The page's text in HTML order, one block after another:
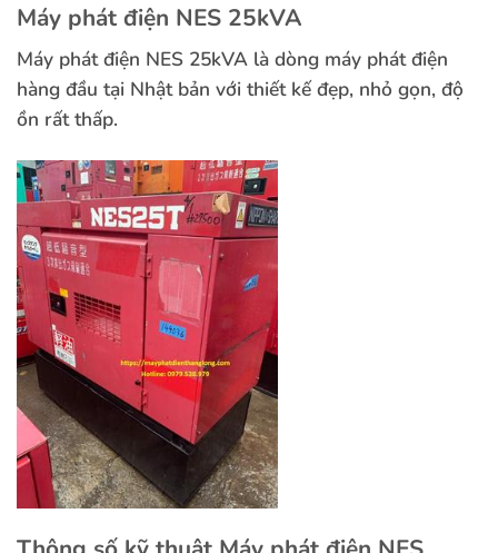
Máy phát điện NES 25kVA
Máy phát điện NES 25kVA là dòng máy phát điện
hàng đầu tại Nhật bản với thiết kế đẹp, nhỏ gọn, độ
ồn rất thấp.